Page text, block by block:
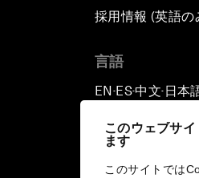
このウェブサ
ます
このサイトでは
採用情報 (英語の
言語
EN ▪ ES▪中文▪ 日本